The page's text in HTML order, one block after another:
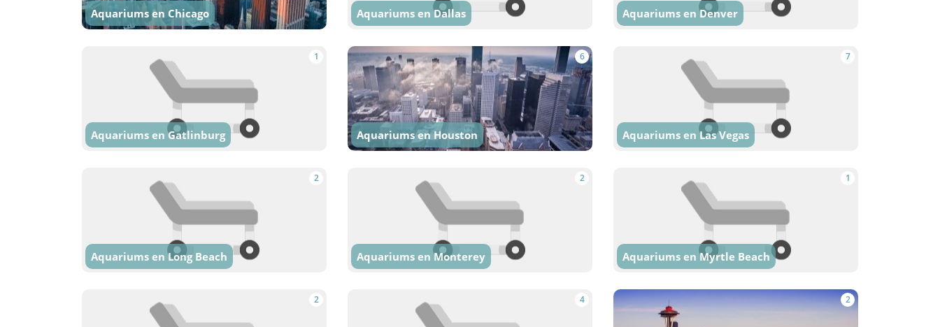
Aquariums en Chicago Aquariums en Dallas Aquariums en Denver
1
Aquariums en Gatlinburg
6
Aquariums en Houston
7
Aquariums en Las Vegas
2
Aquariums en Long Beach
2
Aquariums en Monterey
1
Aquariums en Myrtle Beach
2 4 2